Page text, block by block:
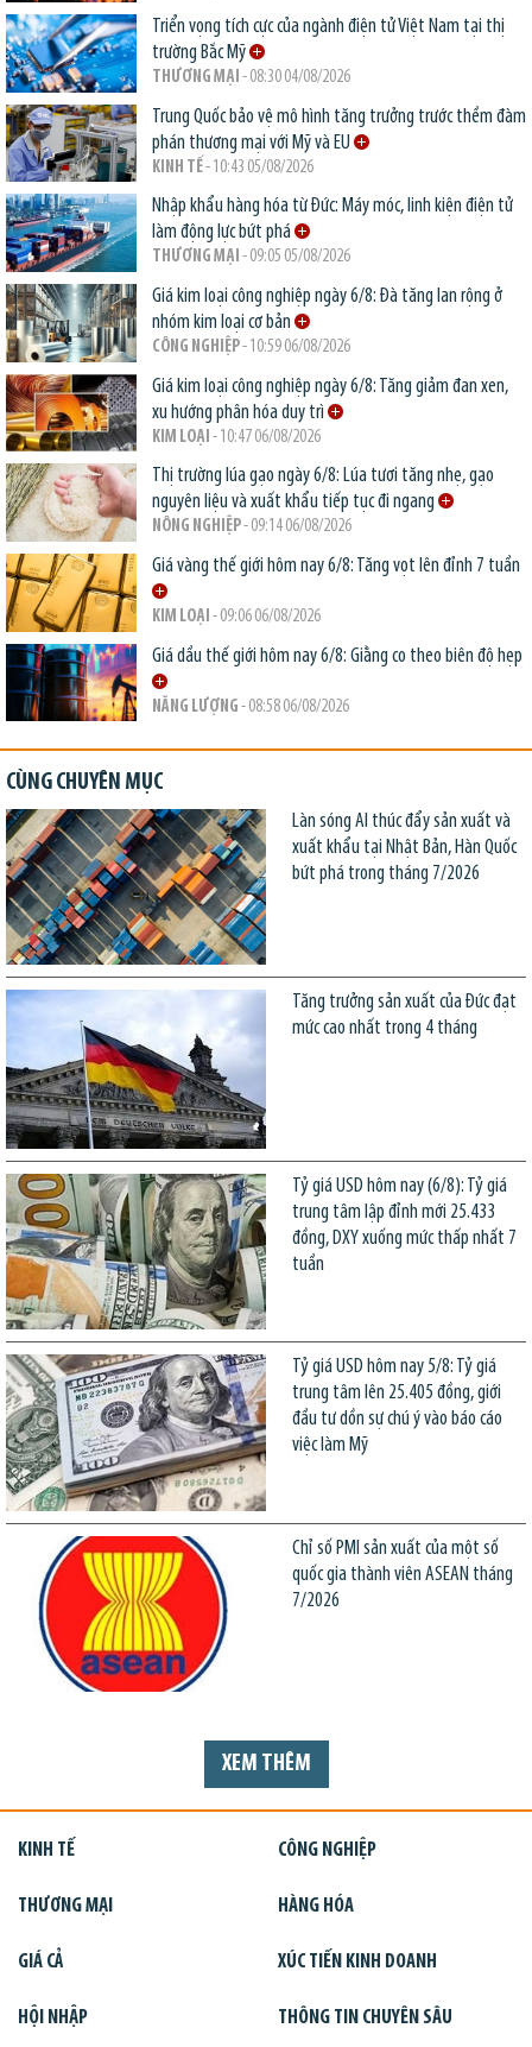
Triển vọng tích cực của ngành điện tử Việt Nam tại thị
trường Bắc Mỹ
THƯƠNG MẠI - 08:30 04/08/2026
Trung Quốc bảo vệ mô hình tăng trưởng trước thềm đàm
phán thương mại với Mỹ và EU
KINH TẾ- 10:43 05/08/2026
Nhập khẩu hàng hóa từ Đức: Máy móc, linh kiện điện tử
làm động lực bứt phá
THƯƠNG MẠI - 09:05 05/08/2026
Giá kim loại công nghiệp ngày 6/8: Đà tăng lan rộng ở
nhóm kim loại cơ bản
CÔNG NGHIỆP- 10:59 06/08/2026
Giá kim loại công nghiệp ngày 6/8: Tăng giảm đan xen,
xu hướng phân hóa duy trì
KIM LOẠI - 10:47 06/08/2026
Thị trường lúa gạo ngày 6/8: Lúa tươi tăng nhẹ, gạo
nguyên liệu và xuất khẩu tiếp tục đi ngang
NÔNG NGHIỆP- 09:14 06/08/2026
Giá vàng thế giới hôm nay 6/8: Tăng vọt lên đỉnh 7 tuần
KIM LOẠI - 09:06 06/08/2026
Giá dầu thế giới hôm nay 6/8: Giằng co theo biên độ hẹp
NĂNG LƯỢNG - 08:58 06/08/2026
CÙNG CHUYÊN MỤC
Làn sóng AI thúc đẩy sản xuất và
xuất khẩu tại Nhật Bản, Hàn Quốc
bứt phá trong tháng 7/2026
Tăng trưởng sản xuất của Đức đạt
mức cao nhất trong 4 tháng
Tỷ giá USD hôm nay (6/8): Tỷ giá
trung tâm lập đỉnh mới 25.433
đồng, DXY xuống mức thấp nhất 7
tuần
Tỷ giá USD hôm nay 5/8: Tỷ giá
trung tâm lên 25.405 đồng, giới
đầu tư dồn sự chú ý vào báo cáo
việc làm Mỹ
Chỉ số PMI sản xuất của một số
quốc gia thành viên ASEAN tháng
7/2026
XEM THÊM
KINH TẾ CÔNG NGHIỆP
THƯƠNG MẠI HÀNG HÓA
GIÁ CẢ XÚC TIẾN KINH DOANH
HỘI NHẬP THÔNG TIN CHUYÊN SÂU